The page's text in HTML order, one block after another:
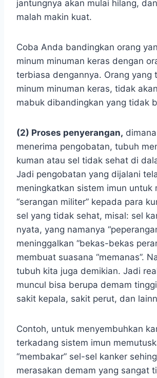
jantungnya akan mulai hilang,
malah makin kuat.
Coba Anda bandingkan orang
minum minuman keras dengan
terbiasa dengannya. Orang yang
minum minuman keras, tidak
mabuk dibandingkan yang tidak
(2) Proses penyerangan,
menerima pengobatan, tubuh
kuman atau sel tidak sehat di
Jadi pengobatan yang dijalani
meningkatkan sistem imun untuk
“serangan militer” kepada para
sel yang tidak sehat, misal: sel
nyata, yang namanya
meninggalkan “bekas-bekas
membuat suasana “memanas”.
tubuh kita juga demikian. Jadi
muncul bisa berupa demam
sakit kepala, sakit perut, dan
Contoh, untuk menyembuhkan
terkadang sistem imun
“membakar” sel-sel kanker
merasakan demam yang sangat